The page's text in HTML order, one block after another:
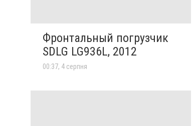
Фронтальный погрузчик
SDLG LG936L, 2012
00:37, 4 серпня